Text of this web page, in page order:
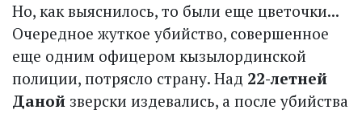
Но, как выяснилось, то были еще цветочки...
Очередное жуткое убийство, совершенное
еще одним офицером кызылординской
полиции, потрясло страну. Над 22-летней
Даной зверски издевались, а после убийства